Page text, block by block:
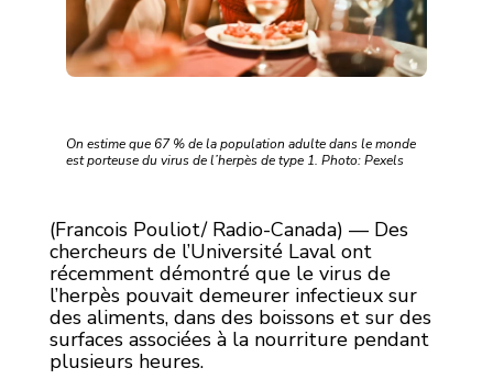
On estime que 67 % de la population adulte dans le monde
est porteuse du virus de l’herpès de type 1. Photo: Pexels
(Francois Pouliot/ Radio-Canada) — Des
chercheurs de l’Université Laval ont
récemment démontré que le virus de
l’herpès pouvait demeurer infectieux sur
des aliments, dans des boissons et sur des
surfaces associées à la nourriture pendant
plusieurs heures.